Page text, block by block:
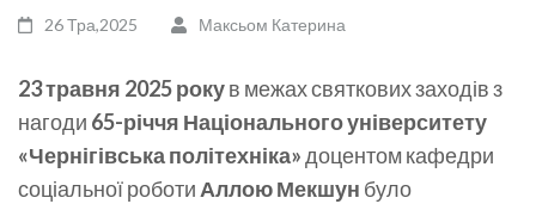
26 Тра,2025 Максьом Катерина
23 травня 2025 рокув межах святкових заходів з
нагоди 65-річчя Національного університету
«Чернігівська політехніка» доцентом кафедри
соціальної роботи Аллою Мекшун було